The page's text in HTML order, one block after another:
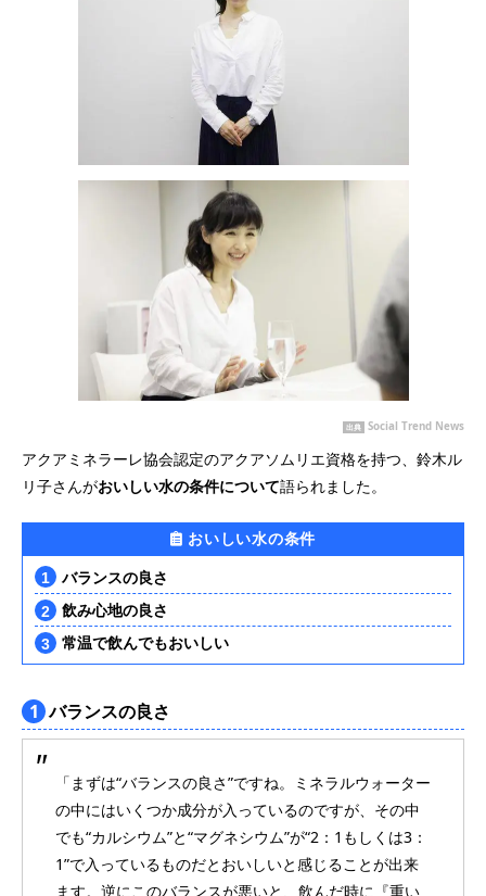
出典 Social Trend News
アクアミネラーレ協会認定のアクアソムリエ資格を持つ、鈴木ル
リ子さんがおいしい水の条件について語られました。
おいしい水の条件
バランスの良さ
飲み心地の良さ
常温で飲んでもおいしい
1 バランスの良さ
「まずは“バランスの良さ”ですね。ミネラルウォーター
の中にはいくつか成分が入っているのですが、その中
でも“カルシウム”と“マグネシウム”が“2：1もしくは3：
1”で入っているものだとおいしいと感じることが出来
ます。逆にこのバランスが悪いと、飲んだ時に『重い